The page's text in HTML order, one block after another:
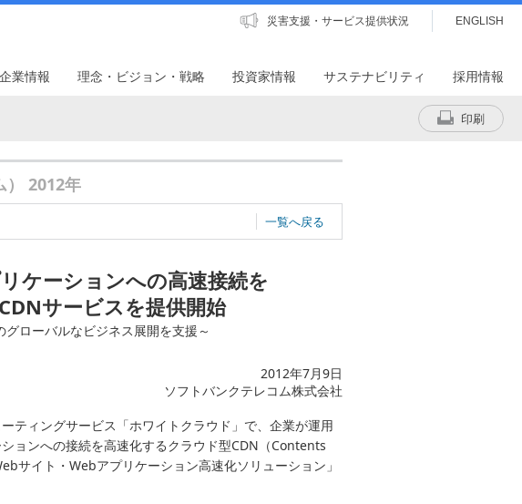
災害支援・サービス提供状況 ENGLISH
企業情報 理念・ビジョン・戦略 投資家情報 サステナビリティ 採用情報
印刷
） 2012年
一覧へ戻る
ケーションへの高速接続を
サービスを提供開始
ローバルなビジネス展開を支援～
2012年7月9日
ソフトバンクテレコム株式会社
ティングサービス「ホワイトクラウド」で、企業が運用
ョンへの接続を高速化するクラウド型CDN（Contents
イト・Webアプリケーション高速化ソリューション」